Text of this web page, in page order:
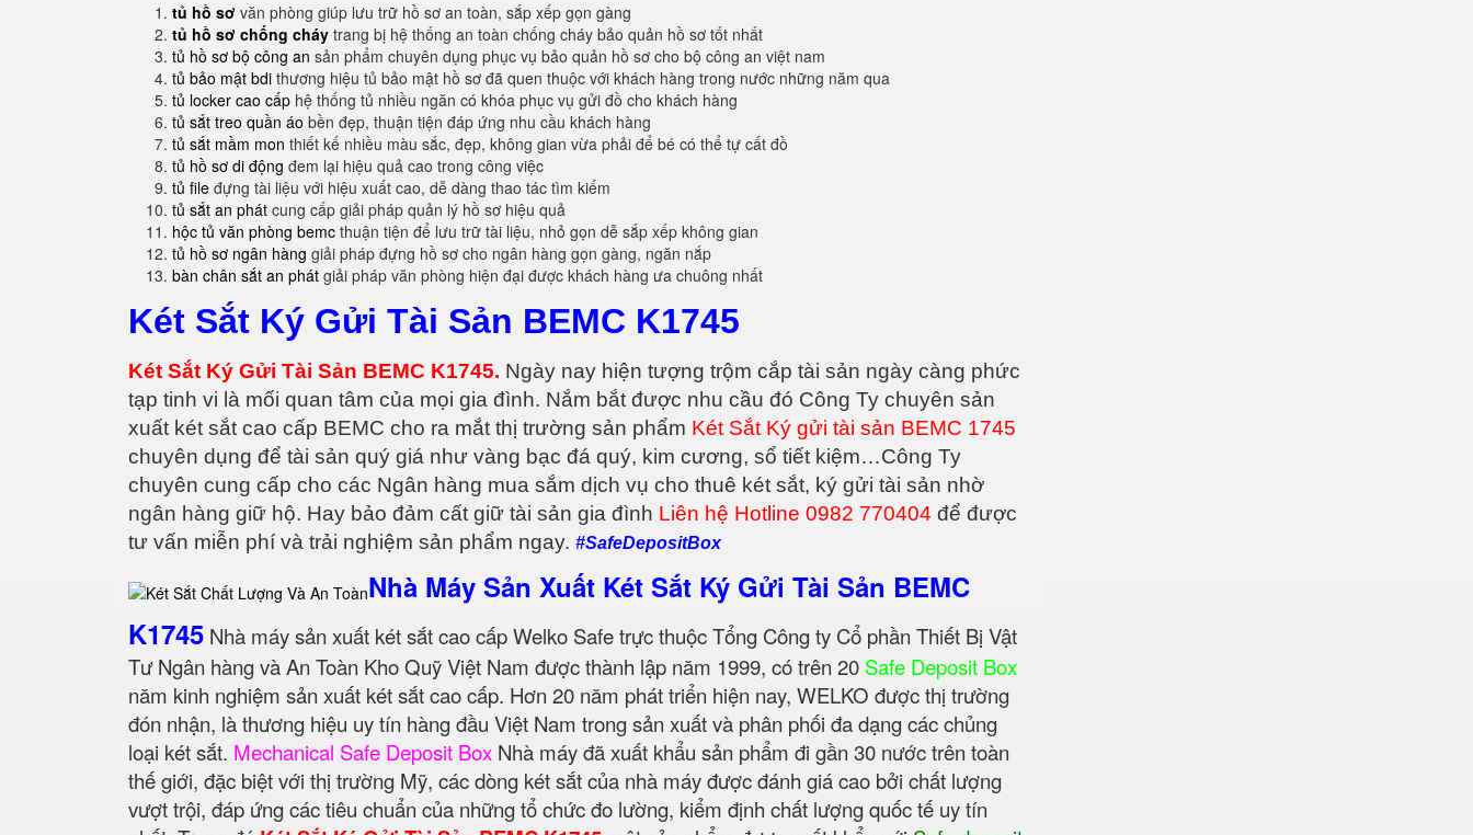
tủ hồ sơ văn phòng giúp lưu trữ hồ sơ an toàn, sắp xếp gọn gàng
tủ hồ sơ chống cháy trang bị hệ thống an toàn chống cháy bảo quản hồ sơ tốt nhất
tủ hồ sơ bộ công an sản phẩm chuyên dụng phục vụ bảo quản hồ sơ cho bộ công an việt nam
tủ bảo mật bdi thương hiệu tủ bảo mật hồ sơ đã quen thuộc với khách hàng trong nước những năm qua
tủ locker cao cấp hệ thống tủ nhiều ngăn có khóa phục vụ gửi đồ cho khách hàng
tủ sắt treo quần áo bền đẹp, thuận tiện đáp ứng nhu cầu khách hàng
tủ sắt mầm mon thiết kế nhiều màu sắc, đẹp, không gian vừa phải để bé có thể tự cất đồ
tủ hồ sơ di động đem lại hiệu quả cao trong công việc
tủ file đựng tài liệu với hiệu xuất cao, dễ dàng thao tác tìm kiếm
tủ sắt an phát cung cấp giải pháp quản lý hồ sơ hiệu quả
hộc tủ văn phòng bemc thuận tiện để lưu trữ tài liệu, nhỏ gọn dễ sắp xếp không gian
tủ hồ sơ ngân hàng giải pháp đựng hồ sơ cho ngân hàng gọn gàng, ngăn nắp
bàn chân sắt an phát giải pháp văn phòng hiện đại được khách hàng ưa chuông nhất
Két Sắt Ký Gửi Tài Sản BEMC K1745
Két Sắt Ký Gửi Tài Sản BEMC K1745. Ngày nay hiện tượng trộm cắp tài sản ngày càng phức
tạp tinh vi là mối quan tâm của mọi gia đình. Nắm bắt được nhu cầu đó Công Ty chuyên sản
xuất két sắt cao cấp BEMC cho ra mắt thị trường sản phẩm Két Sắt Ký gửi tài sản BEMC 1745
chuyên dụng để tài sản quý giá như vàng bạc đá quý, kim cương, sổ tiết kiệm…Công Ty
chuyên cung cấp cho các Ngân hàng mua sắm dịch vụ cho thuê két sắt, ký gửi tài sản nhờ
ngân hàng giữ hộ. Hay bảo đảm cất giữ tài sản gia đình Liên hệ Hotline 0982 770404 để được
tư vấn miễn phí và trải nghiệm sản phẩm ngay. #SafeDepositBox
Nhà Máy Sản Xuất Két Sắt Ký Gửi Tài Sản BEMC
K1745 Nhà máy sản xuất két sắt cao cấp Welko Safe trực thuộc Tổng Công ty Cổ phần Thiết Bị Vật
Tư Ngân hàng và An Toàn Kho Quỹ Việt Nam được thành lập năm 1999, có trên 20 Safe Deposit Box
năm kinh nghiệm sản xuất két sắt cao cấp. Hơn 20 năm phát triển hiện nay, WELKO được thị trường
đón nhận, là thương hiệu uy tín hàng đầu Việt Nam trong sản xuất và phân phối đa dạng các chủng
loại két sắt. Mechanical Safe Deposit Box Nhà máy đã xuất khẩu sản phẩm đi gần 30 nước trên toàn
thế giới, đặc biệt với thị trường Mỹ, các dòng két sắt của nhà máy được đánh giá cao bởi chất lượng
vượt trội, đáp ứng các tiêu chuẩn của những tổ chức đo lường, kiểm định chất lượng quốc tế uy tín